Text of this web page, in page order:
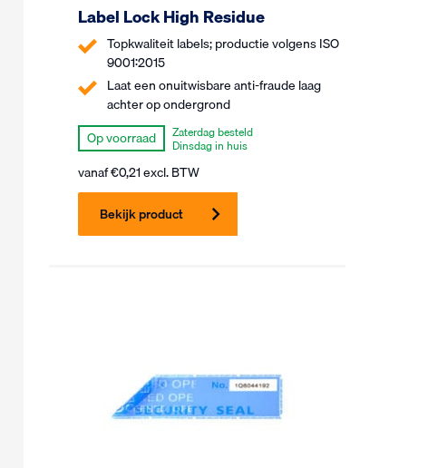
Label Lock High Residue
Topkwaliteit labels; productie volgens ISO
9001:2015
Laat een onuitwisbare anti-fraude laag
achter op ondergrond
Op voorraad
Zaterdag besteld
Dinsdag in huis
vanaf€0,21excl. BTW
Bekijk product